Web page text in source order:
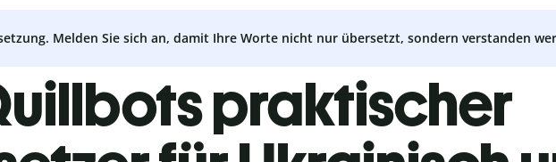
Melden Sie sich an, damit Ihre Worte nicht nur übersetzt, sondern verstanden
praktischer